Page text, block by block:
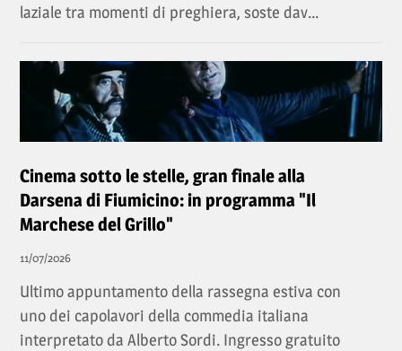
laziale tra momenti di preghiera, soste dav...
Cinema sotto le stelle, gran finale alla
Darsena di Fiumicino: in programma "Il
Marchese del Grillo"
11/07/2026
Ultimo appuntamento della rassegna estiva con
uno dei capolavori della commedia italiana
interpretato da Alberto Sordi. Ingresso gratuito